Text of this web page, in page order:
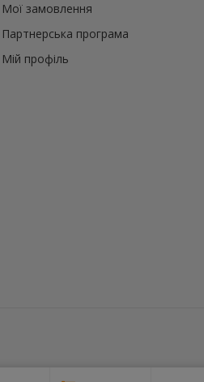
Мої замовлення
Партнерська програма
Мій профіль